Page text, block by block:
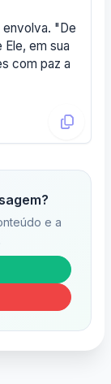
envolva. "De
Ele, em sua
com paz a
e a